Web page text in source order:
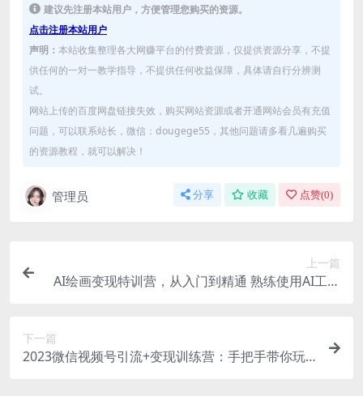
建议先注册本站用户，方便管理您购买的资源。
点击注册本站用户
声明： 本站收集整理各大网赚平台的付费资源，仅提供资源分享，不提
供任何的一对一教学指导，不提供任何收益保障，具体请自行分辨测
试。
网站上传的百度网盘链接失效，购买网站资源或者开通网站会员有充值
问题，可以联系站长，微信：dougege55，其他问题请多看几遍购买
的资源教程，就可以解决！
管理员 分享 收藏 点赞(0)
上一篇
AI绘画变现特训营，从入门到精通 熟练使用AI工具
下一篇
2023微信视频号引流+变现训练营：手把手带你玩